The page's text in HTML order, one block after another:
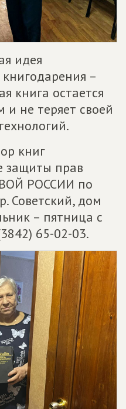
идея
–
книга остается
не теряет своей
книг
защиты прав
РОССИИ по
Советский, дом
– пятница с
65-02-03.